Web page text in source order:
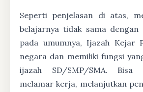
Seperti penjelasan di atas,
belajarnya tidak sama dengan
pada umumnya, Ijazah Kejar
negara dan memiliki fungsi
ijazah SD/SMP/SMA. Bisa
melamar kerja, melanjutkan